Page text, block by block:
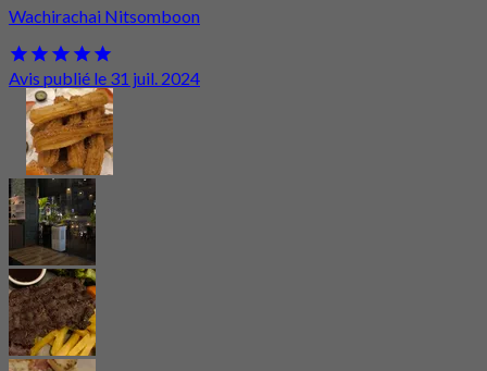
Wachirachai Nitsomboon
Avis publié le 31 juil. 2024